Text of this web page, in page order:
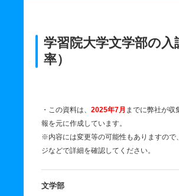
学習院大学文学部の入
率）
・この資料は、 2025年7月 までに弊社が収
報を元に作成しています。
※内容には変更等の可能性もありますので
ジなどで詳細を確認してください。
文学部